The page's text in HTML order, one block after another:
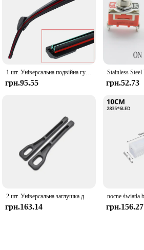
1 шт. Універсальна подвійна гумова смужка J/U-подібна щітка склоочисника, щітка для очищення скла переднього склоочисника
грн.95.55 грн.52.73
2 шт. Універсальна заглушка для автомобільного сидіння, бічний шов, наповнювач автомобільних щілин, герметичний органайзер для зберігання сидінь, автоматичне оздоблення салону
грн.163.14 грн.156.27